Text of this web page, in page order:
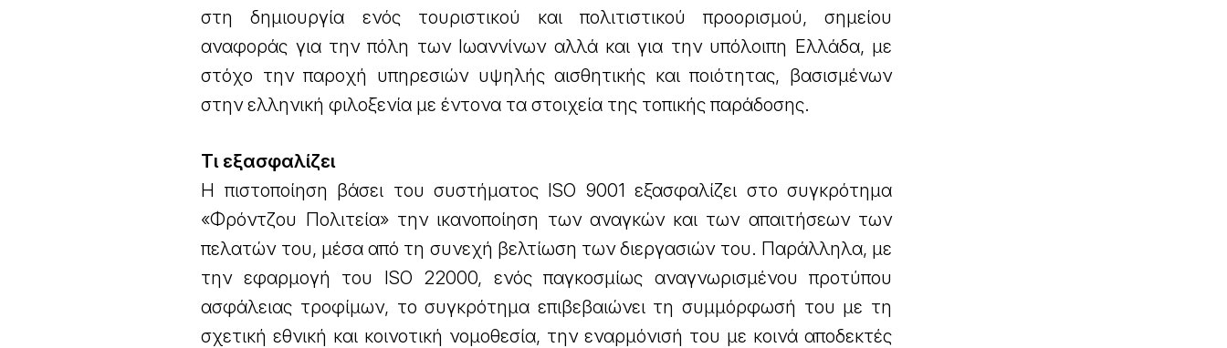
στη δημιουργία ενός τουριστικού και πολιτιστικού προορισμού, σημείου
αναφοράς για την πόλη των Ιωαννίνων αλλά και για την υπόλοιπη Ελλάδα, με
στόχο την παροχή υπηρεσιών υψηλής αισθητικής και ποιότητας, βασισμένων
στην ελληνική φιλοξενία με έντονα τα στοιχεία της τοπικής παράδοσης.
Τι εξασφαλίζει
Η πιστοποίηση βάσει του συστήματος ISO 9001 εξασφαλίζει στο συγκρότημα
«Φρόντζου Πολιτεία» την ικανοποίηση των αναγκών και των απαιτήσεων των
πελατών του, μέσα από τη συνεχή βελτίωση των διεργασιών του. Παράλληλα, με
την εφαρμογή του ISO 22000, ενός παγκοσμίως αναγνωρισμένου προτύπου
ασφάλειας τροφίμων, το συγκρότημα επιβεβαιώνει τη συμμόρφωσή του με τη
σχετική εθνική και κοινοτική νομοθεσία, την εναρμόνισή του με κοινά αποδεκτές